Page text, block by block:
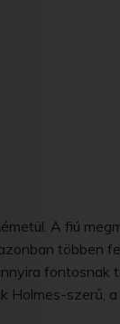
A fiú
többen
fontosnak
Holmes-szerű,